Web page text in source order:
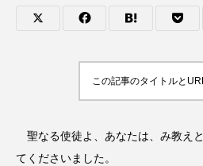
この記事のタイトルと
聖なる使徒よ、あなたは、み教え
てくださいました。